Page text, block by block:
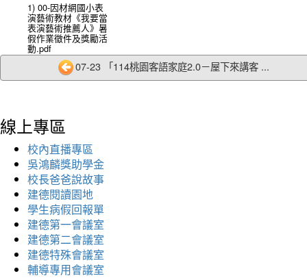
1) 00-因材網國小表
演藝術教材《我要當
表演藝術推薦人》暑
假作業徵件及獎勵活
動.pdf
07-23 「114桃園客語家庭2.0－屋下來講客 ...
線上專區
校內直播專區
吳鴻麟獎助學金
校長爸爸說故事
建德閱讀園地
學生病假回報單
建德第一會議室
建德第二會議室
建德特殊會議室
輔導專用會議室